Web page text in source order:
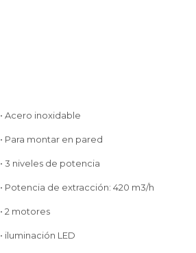
• Acero inoxidable
• Para montar en pared
• 3 niveles de potencia
• Potencia de extracción: 420 m3/h
• 2 motores
• iluminación LED